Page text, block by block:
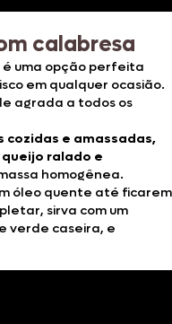
calabresa
uma opção perfeita
em qualquer ocasião.
agrada a todos os
e amassadas,
ralado e
homogênea.
óleo quente até ficarem
sirva com um
verde caseira, e